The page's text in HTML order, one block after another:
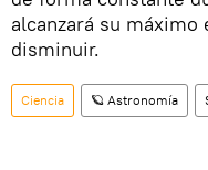
alcanzará su máximo
disminuir.
Ciencia 🪐 Astronomía